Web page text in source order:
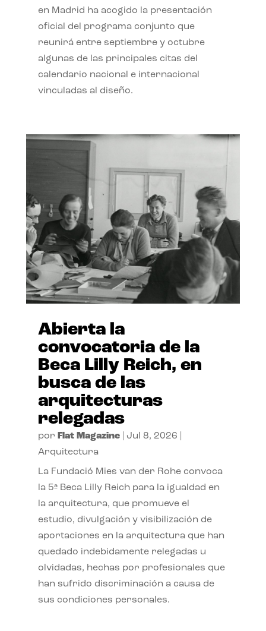
en Madrid ha acogido la presentación
oficial del programa conjunto que
reunirá entre septiembre y octubre
algunas de las principales citas del
calendario nacional e internacional
vinculadas al diseño.
Abierta la
convocatoria de la
Beca Lilly Reich, en
busca de las
arquitecturas
relegadas
por Flat Magazine| Jul 8, 2026
Arquitectura
La Fundació Mies van der Rohe convoca
la 5ª Beca Lilly Reich para la igualdad en
la arquitectura, que promueve el
estudio, divulgación y visibilización de
aportaciones en la arquitectura que han
quedado indebidamente relegadas u
olvidadas, hechas por profesionales que
han sufrido discriminación a causa de
sus condiciones personales.